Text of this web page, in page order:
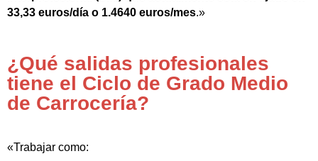
33,33 euros/día o 1.4640 euros/mes.»
¿Qué salidas profesionales
tiene el Ciclo de Grado Medio
de Carrocería?
«Trabajar como: